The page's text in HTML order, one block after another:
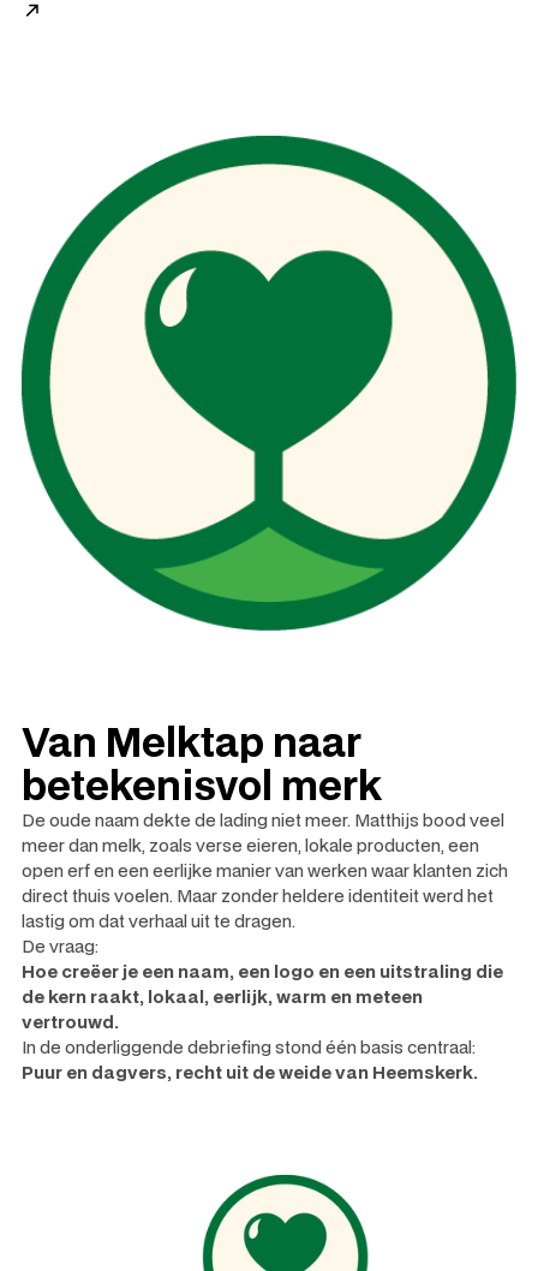
Van Melktap naar
betekenisvol merk
De oude naam dekte de lading niet meer. Matthijs bood veel
meer dan melk, zoals verse eieren, lokale producten, een
open erf en een eerlijke manier van werken waar klanten zich
direct thuis voelen. Maar zonder heldere identiteit werd het
lastig om dat verhaal uit te dragen.
De vraag:
Hoe creëer je een naam, een logo en een uitstraling die
de kern raakt, lokaal, eerlijk, warm en meteen
vertrouwd.
In de onderliggende debriefing stond één basis centraal:
Puur en dagvers, recht uit de weide van Heemskerk.